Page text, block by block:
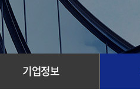
기업정보